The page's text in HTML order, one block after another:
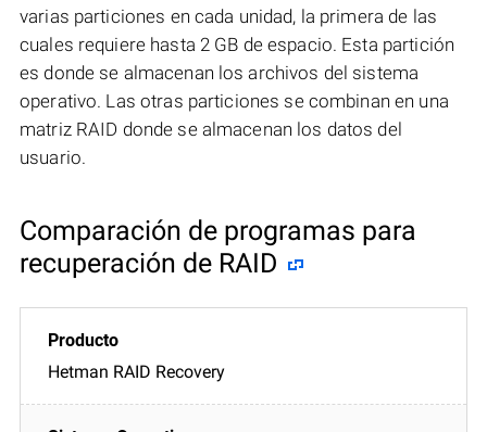
varias particiones en cada unidad, la primera de las
cuales requiere hasta 2 GB de espacio. Esta partición
es donde se almacenan los archivos del sistema
operativo. Las otras particiones se combinan en una
matriz RAID donde se almacenan los datos del
usuario.
Comparación de programas para
recuperación de RAID
Hetman RAID Recovery